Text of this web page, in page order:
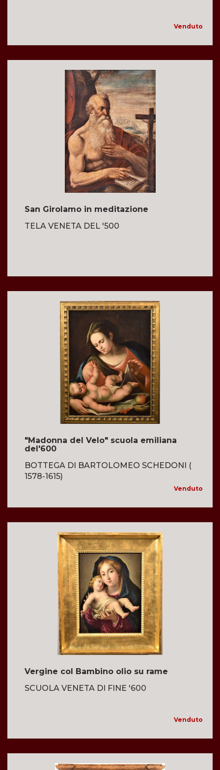
Venduto
San Girolamo in meditazione
TELA VENETA DEL '500
"Madonna del Velo" scuola emiliana
del'600
BOTTEGA DI BARTOLOMEO SCHEDONI (
1578-1615)
Venduto
Vergine col Bambino olio su rame
SCUOLA VENETA DI FINE '600
Venduto